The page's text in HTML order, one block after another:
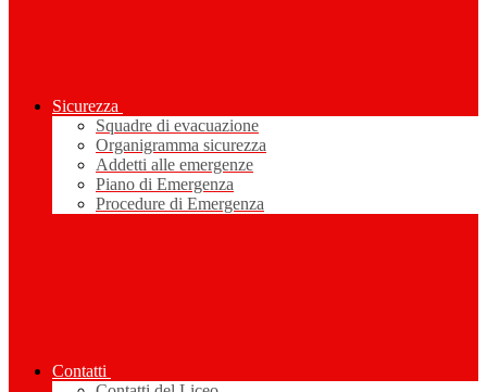
Sicurezza
Squadre di evacuazione
Organigramma sicurezza
Addetti alle emergenze
Piano di Emergenza
Procedure di Emergenza
Contatti